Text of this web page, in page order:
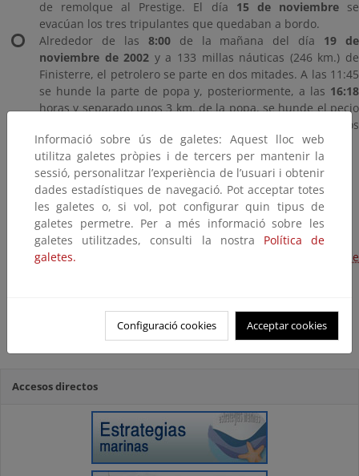
de remolque al Prestige. El día 15 de noviembrese
evacúan los tres tripulantes que quedaban a bordo.
Alrededor de las 8:00de la mañana del día 19 de
noviembre de 2002 y a 133 millas náuticas (246 km.) de
Finisterre, el petrolero se parte en dos mitades. A las 11:45
se hunde la parte de popa y, posteriormente, a las 16:18
horas y separado unos 3 km. de la popa, se hunde el pecio
de proa. Las dos mitades se hunden a unos 3.600 metros
de profundidad.
Actuaciones en el mar
Actuaciones en la costa
Actuaciones en el Parque Nacional Marítimo-Terrestre de
La neutralización del pecio del Prestige
Accesos directos
Informació sobre ús de galetes: Aquest lloc web
utilitza galetes pròpies i de tercers per mantenir la
sessió, personalitzar l’experiència de l’usuari i obtenir
dades estadístiques de navegació. Pot acceptar totes
les galetes o, si vol, pot configurar quin tipus de
galetes permetre. Per a més informació sobre les
galetes utilitzades, consulti la nostra Política de
galetes.
Configuració cookies Acceptar cookies